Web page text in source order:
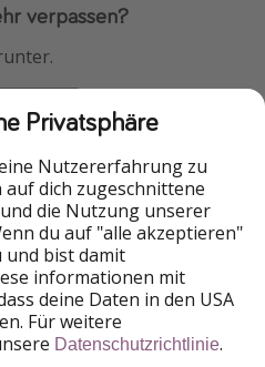
verpassen?
HolidayPirates Group
HolidayPirates
WakacyjniPiraci
Ferienpiraten
ViajerosPiratas
Privatsphäre
Nutzererfahrung zu
dich zugeschnittene
die Nutzung unserer
du auf "alle akzeptieren"
und bist damit
informationen mit
deine Daten in den USA
Für weitere
Datenschutzrichtlinie.